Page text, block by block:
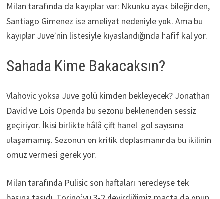
Milan tarafında da kayıplar var: Nkunku ayak bileğinden,
Santiago Gimenez ise ameliyat nedeniyle yok. Ama bu
kayıplar Juve’nin listesiyle kıyaslandığında hafif kalıyor.
Sahada Kime Bakacaksın?
Vlahovic yoksa Juve golü kimden bekleyecek? Jonathan
David ve Lois Openda bu sezonu beklenenden sessiz
geçiriyor. İkisi birlikte hâlâ çift haneli gol sayısına
ulaşamamış. Sezonun en kritik deplasmanında bu ikilinin
omuz vermesi gerekiyor.
Milan tarafında Pulisic son haftaları neredeyse tek